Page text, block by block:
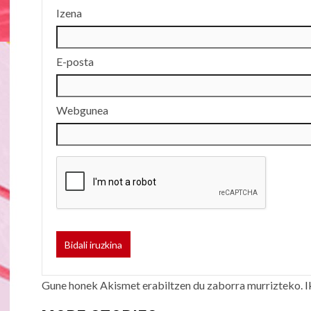
Izena
E-posta
Webgunea
Gune honek Akismet erabiltzen du zaborra murrizteko.